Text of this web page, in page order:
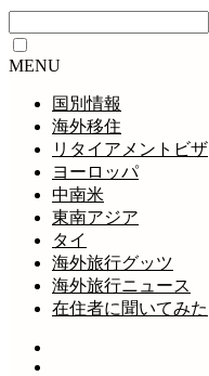
MENU
国別情報
海外移住
リタイアメントビザ
ヨーロッパ
中南米
東南アジア
タイ
海外旅行グッツ
海外旅行ニュース
在住者に聞いてみた